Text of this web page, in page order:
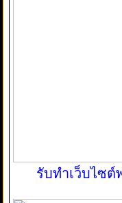
รับทำเว็บไซต์